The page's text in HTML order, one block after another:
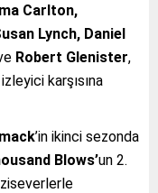
Carlton,
Lynch, Daniel
Robert Glenister,
karşısına
’in ikinci sezonda
Blows’un 2.